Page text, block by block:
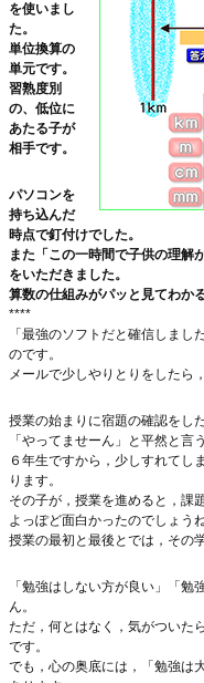
を使いまし
た。
単位換算の
単元です。
習熟度別
の、低位に
あたる子が
相手です。
パソコンを
持ち込んだ
時点で釘付けでした。
また「この一時間で子供の理解
をいただきました。
算数の仕組みがパッと見てわか
****
「最強のソフトだと確信しま
のです。
メールで少しやりとりをしたら
授業の始まりに宿題の確認をし
「やってませーん」と平然と言
６年生ですから，少しすれてし
ります。
その子が，授業を進めると，課
よっぽど面白かったのでしょうね
授業の最初と最後とでは，その
「勉強はしない方が良い」「
ん。
ただ，何とはなく，気がついた
です。
でも，心の奥底には，「勉強は